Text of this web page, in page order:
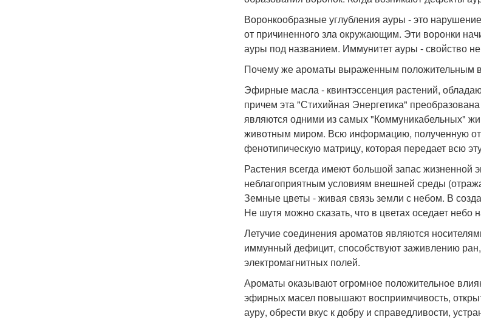
Воронкообразные углубления ауры - это
от причиненного зла окружающим. Эти воронки
ауры под названием. Иммунитет ауры - свойство
Почему же ароматы выраженным положительным
Эфирные масла - квинтэссенция растений,
причем эта "Стихийная Энергетика"
являются одними из самых "Коммуникабельных"
животным миром. Всю информацию, полученную от
фенотипическую матрицу, которая передает всю
Растения всегда имеют большой запас жизненной
неблагоприятным условиям внешней среды
Земные цветы - живая связь земли с небом. В
Не шутя можно сказать, что в цветах оседает небо
Летучие соединения ароматов являются
иммунный дефицит, способствуют заживлению
электромагнитных полей.
Ароматы оказывают огромное положительное
эфирных масел повышают восприимчивость,
ауру, обрести вкус к добру и справедливости,